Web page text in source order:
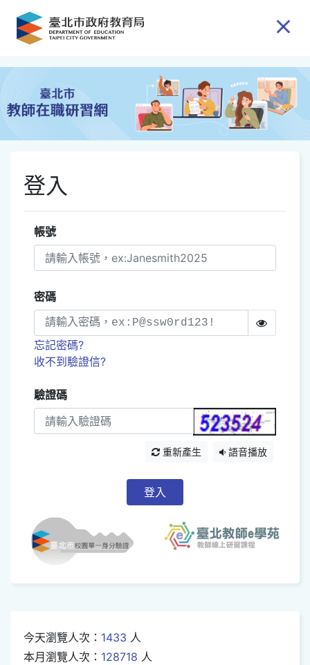
跳到主要內容
登入
帳號
密碼
忘記密碼?
收不到驗證信?
驗證碼
重新產生 語音播放
登入
今天瀏覽人次： 1433 人
本月瀏覽人次： 128718 人